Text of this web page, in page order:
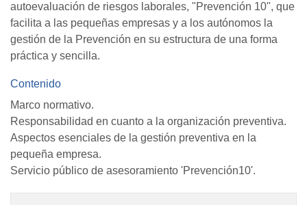
autoevaluación de riesgos laborales, "Prevención 10", que
facilita a las pequeñas empresas y a los autónomos la
gestión de la Prevención en su estructura de una forma
práctica y sencilla.
Contenido
Marco normativo.
Responsabilidad en cuanto a la organización preventiva.
Aspectos esenciales de la gestión preventiva en la
pequeña empresa.
Servicio público de asesoramiento 'Prevención10'.